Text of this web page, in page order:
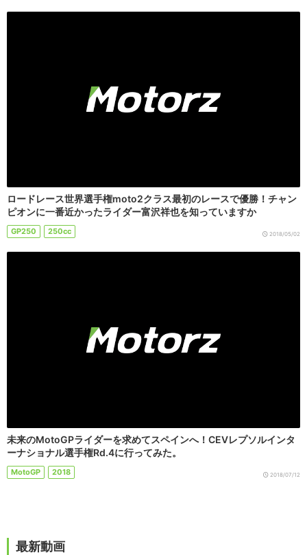
ロードレース世界選手権moto2クラス最初のレースで優勝！チャン
ピオンに一番近かったライダー富沢祥也を知っていますか
GP250 250cc 2018/05/02
未来のMotoGPライダーを求めてスペインへ！CEVレプソルインタ
ーナショナル選手権Rd.4に行ってみた。
MotoGP 2018 2018/07/12
最新動画